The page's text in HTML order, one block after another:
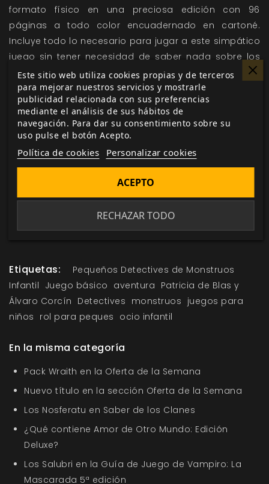
formato físico en una preciosa edición con 96
páginas a todo color encuadernado en cartoné.
Incluye todo lo necesario para jugar a este simpático
juego sin tener necesidad de saber nada sobre los
juegos de rol, con explicaciones sencillas y didácticas
para facilitar la inmersión en el juego a adultos y a
los “más peques”. Además contiene una serie de
pegatinas troqueladas para premiar a los pequeños
detectives según avancen en sus pesquisas y… ¡para
que decoren el libro como mejor les parezca!
Me gusta esto
Etiquetas:
Pequeños Detectives de Monstruos
Infantil Juego básico aventura Patricia de Blas y
Álvaro Corcín Detectives monstruos juegos para
niños rol para peques ocio infantil
En la misma categoría
Pack Wraith en la Oferta de la Semana
Nuevo título en la sección Oferta de la Semana
Los Nosferatu en Saber de los Clanes
¿Qué contiene Amor de Otro Mundo: Edición
Deluxe?
Los Salubri en la Guía de Juego de Vampiro: La
Mascarada 5ª edición
Este sitio web utiliza cookies propias y de terceros
para mejorar nuestros servicios y mostrarle
publicidad relacionada con sus preferencias
mediante el análisis de sus hábitos de
navegación. Para dar su consentimiento sobre su
uso pulse el botón Acepto.
Política de cookies Personalizar cookies
RECHAZAR TODO
ACEPTO